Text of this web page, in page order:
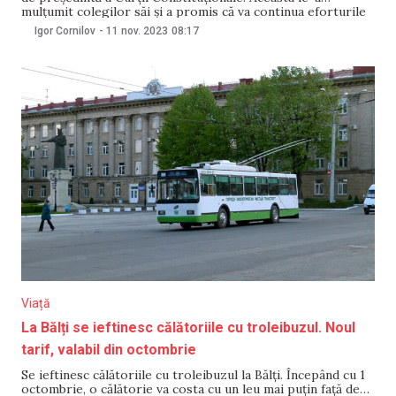
mulțumit colegilor săi și a promis că va continua eforturile
pentru consolidarea independenței Înaltei Curți. Curtea
Constituțională a declarat inadmisibilă sesizarea Guvernului
articol din Codul administrativ,
Igor Cornilov - 11 nov. 2023 08:17
Viață
La Bălți se ieftinesc călătoriile cu troleibuzul. Noul
tarif, valabil din octombrie
Se ieftinesc călătoriile cu troleibuzul la Bălți. Începând cu 1
octombrie, o călătorie va costa cu un leu mai puțin față de